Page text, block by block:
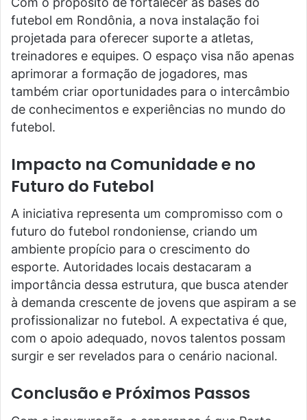
futebol em Rondônia, a nova instalação foi
projetada para oferecer suporte a atletas,
treinadores e equipes. O espaço visa não apenas
aprimorar a formação de jogadores, mas
também criar oportunidades para o intercâmbio
de conhecimentos e experiências no mundo do
futebol.
Impacto na Comunidade e no
Futuro do Futebol
A iniciativa representa um compromisso com o
futuro do futebol rondoniense, criando um
ambiente propício para o crescimento do
esporte. Autoridades locais destacaram a
importância dessa estrutura, que busca atender
à demanda crescente de jovens que aspiram a se
profissionalizar no futebol. A expectativa é que,
com o apoio adequado, novos talentos possam
surgir e ser revelados para o cenário nacional.
Conclusão e Próximos Passos